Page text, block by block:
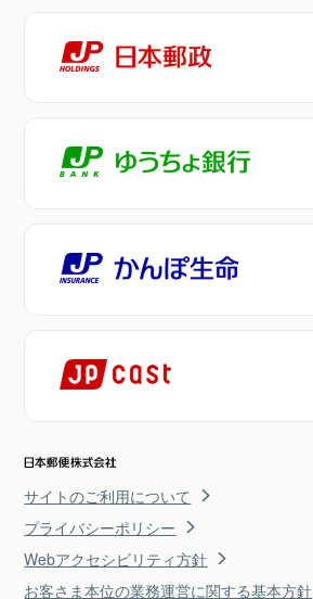
サイトのご利用について
プライバシーポリシー
Webアクセシビリティ方針
お客さま本位の業務運営に関する基本方針